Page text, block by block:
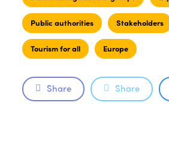
Public authorities Stakeholders
Tourism for all Europe
Share Share